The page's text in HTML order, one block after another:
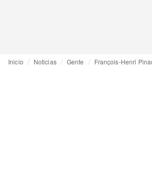
Inicio Noticias Gente